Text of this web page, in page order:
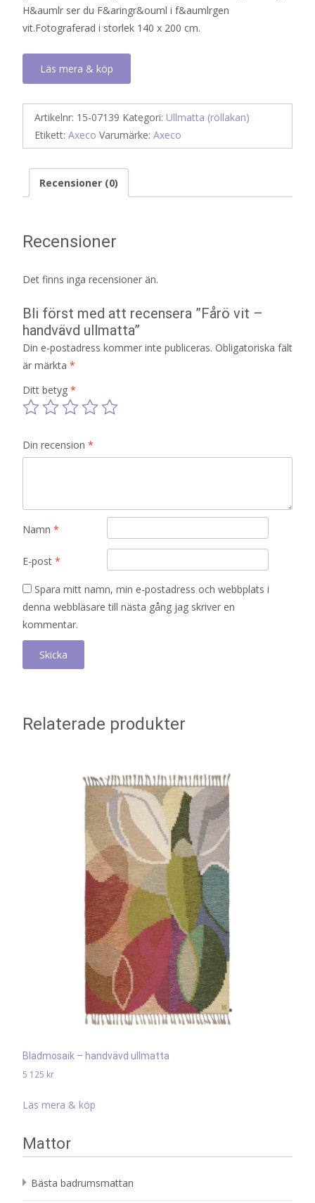
H&aumlr ser du F&aringr&ouml i f&aumlrgen
vit.Fotograferad i storlek 140 x 200 cm.
Läs mera & köp
Artikelnr: 15-07139 Kategori: Ullmatta (röllakan)
Etikett: Axeco Varumärke: Axeco
Recensioner (0)
Recensioner
Det finns inga recensioner än.
Bli först med att recensera ”Fårö vit –
handvävd ullmatta”
Din e-postadress kommer inte publiceras. Obligatoriska fält
är märkta *
Ditt betyg *
Din recension *
Namn *
E-post *
Spara mitt namn, min e-postadress och webbplats i
denna webbläsare till nästa gång jag skriver en
kommentar.
Relaterade produkter
Bladmosaik – handvävd ullmatta
5 125 kr
Läs mera & köp
Mattor
Bästa badrumsmattan